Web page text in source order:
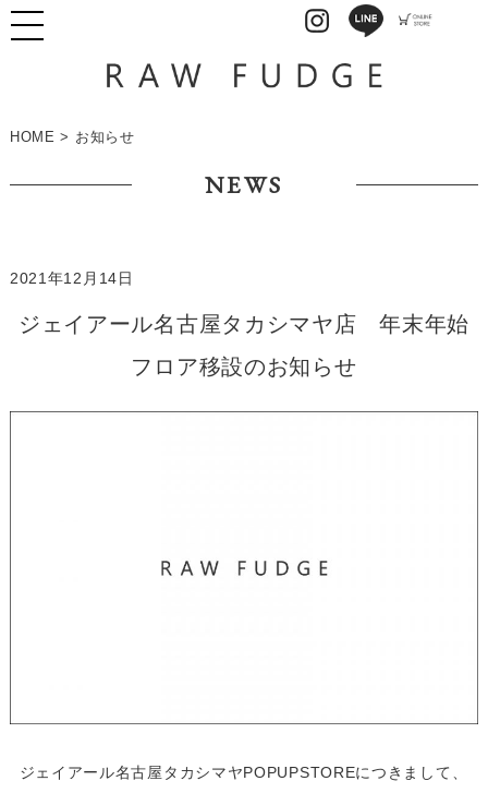
HOME > お知らせ
NEWS
2021年12月14日
ジェイアール名古屋タカシマヤ店 年末年始
フロア移設のお知らせ
ジェイアール名古屋タカシマヤPOPUPSTOREにつきまして、